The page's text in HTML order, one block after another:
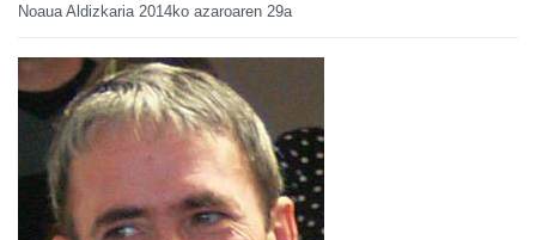
Noaua Aldizkaria 2014ko azaroaren 29a